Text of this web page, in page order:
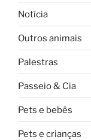
Notícia
Outros animais
Palestras
Passeio & Cia
Pets e bebês
Pets e crianças